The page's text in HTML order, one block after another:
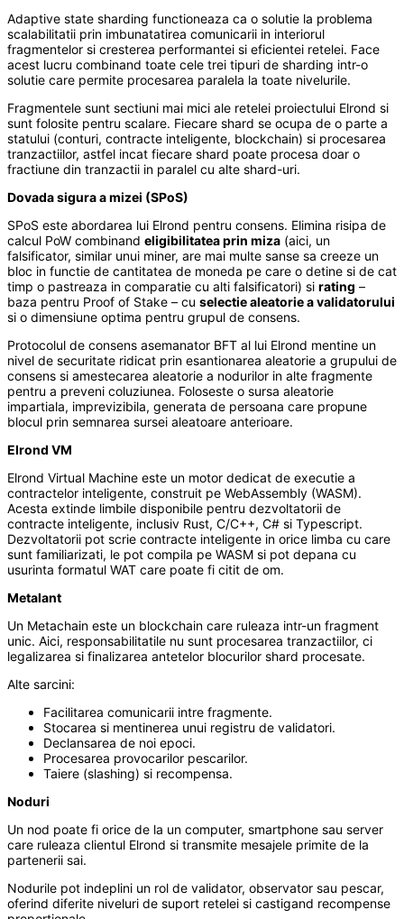
Adaptive state sharding functioneaza ca o solutie la problema
scalabilitatii prin imbunatatirea comunicarii in interiorul
fragmentelor si cresterea performantei si eficientei retelei. Face
acest lucru combinand toate cele trei tipuri de sharding intr-o
solutie care permite procesarea paralela la toate nivelurile.
Fragmentele sunt sectiuni mai mici ale retelei proiectului Elrond si
sunt folosite pentru scalare. Fiecare shard se ocupa de o parte a
statului (conturi, contracte inteligente, blockchain) si procesarea
tranzactiilor, astfel incat fiecare shard poate procesa doar o
fractiune din tranzactii in paralel cu alte shard-uri.
Dovada sigura a mizei (SPoS)
SPoS este abordarea lui Elrond pentru consens. Elimina risipa de
calcul PoW combinand eligibilitatea prin miza (aici, un
falsificator, similar unui miner, are mai multe sanse sa creeze un
bloc in functie de cantitatea de moneda pe care o detine si de cat
timp o pastreaza in comparatie cu alti falsificatori) si rating –
baza pentru Proof of Stake – cu selectie aleatorie a validatorului
si o dimensiune optima pentru grupul de consens.
Protocolul de consens asemanator BFT al lui Elrond mentine un
nivel de securitate ridicat prin esantionarea aleatorie a grupului de
consens si amestecarea aleatorie a nodurilor in alte fragmente
pentru a preveni coluziunea. Foloseste o sursa aleatorie
impartiala, imprevizibila, generata de persoana care propune
blocul prin semnarea sursei aleatoare anterioare.
Elrond VM
Elrond Virtual Machine este un motor dedicat de executie a
contractelor inteligente, construit pe WebAssembly (WASM).
Acesta extinde limbile disponibile pentru dezvoltatorii de
contracte inteligente, inclusiv Rust, C/C++, C# si Typescript.
Dezvoltatorii pot scrie contracte inteligente in orice limba cu care
sunt familiarizati, le pot compila pe WASM si pot depana cu
usurinta formatul WAT care poate fi citit de om.
Metalant
Un Metachain este un blockchain care ruleaza intr-un fragment
unic. Aici, responsabilitatile nu sunt procesarea tranzactiilor, ci
legalizarea si finalizarea antetelor blocurilor shard procesate.
Alte sarcini:
Facilitarea comunicarii intre fragmente.
Stocarea si mentinerea unui registru de validatori.
Declansarea de noi epoci.
Procesarea provocarilor pescarilor.
Taiere (slashing) si recompensa.
Noduri
Un nod poate fi orice de la un computer, smartphone sau server
care ruleaza clientul Elrond si transmite mesajele primite de la
partenerii sai.
Nodurile pot indeplini un rol de validator, observator sau pescar,
oferind diferite niveluri de suport retelei si castigand recompense